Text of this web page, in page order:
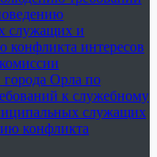
служащих и
конфликта интересов
Орла по
к служебному
служащих
конфликта